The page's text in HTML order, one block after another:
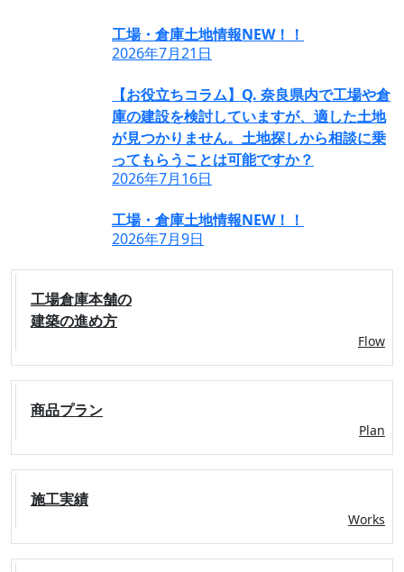
工場・倉庫土地情報NEW！！
2026年7月21日
【お役立ちコラム】Q. 奈良県内で工場や倉
庫の建設を検討していますが、適した土地
が見つかりません。土地探しから相談に乗
ってもらうことは可能ですか？
2026年7月16日
工場・倉庫土地情報NEW！！
2026年7月9日
工場倉庫本舗の
建築の進め方
Flow
商品プラン
Plan
施工実績
Works